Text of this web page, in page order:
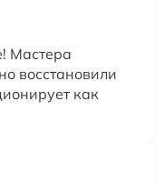
Мастера
восстановили
как